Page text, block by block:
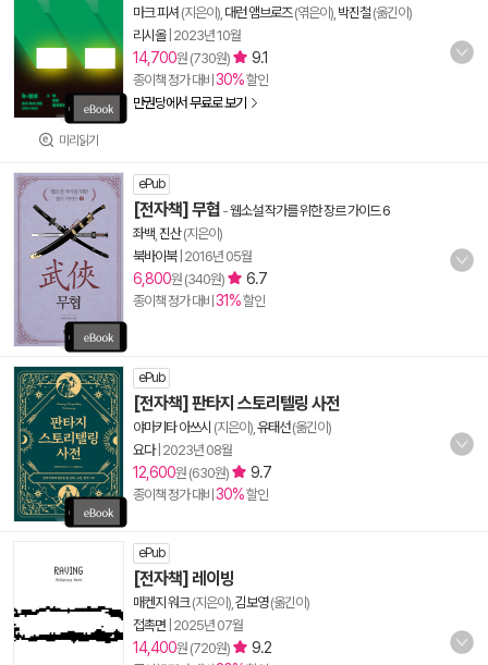
미리읽기
마크 피셔 (지은이), 대런 앰브로즈(엮은이), 박진철 (옮긴이)
리시올| 2023년 10월
14,700원 (730원) 9.1
종이책 정가 대비 30%할인
만권당에서 무료로 보기
ePub
[전자책] 무협 -웹소설 작가를 위한 장르 가이드 6
좌백 진산(지은이)
북바이북| 2016년 05월
6,800원 (340원) 6.7
종이책 정가 대비 31%할인
ePub
[전자책] 판타지 스토리텔링 사전
야마키타 아쓰시 (지은이), 유태선(옮긴이)
요다| 2023년 08월
12,600원 (630원) 9.7
종이책 정가 대비 30%할인
ePub
[전자책] 레이빙
매켄지 워크(지은이), 김보영(옮긴이)
접촉면 2025년 07월
14,400원 (720원) 9.2